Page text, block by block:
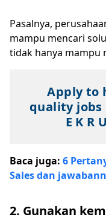
Pasalnya,
mampu mencari
tidak hanya mampu
Apply to
quality jobs
E K R
Baca juga: 6
Sales dan
2. Gunakan